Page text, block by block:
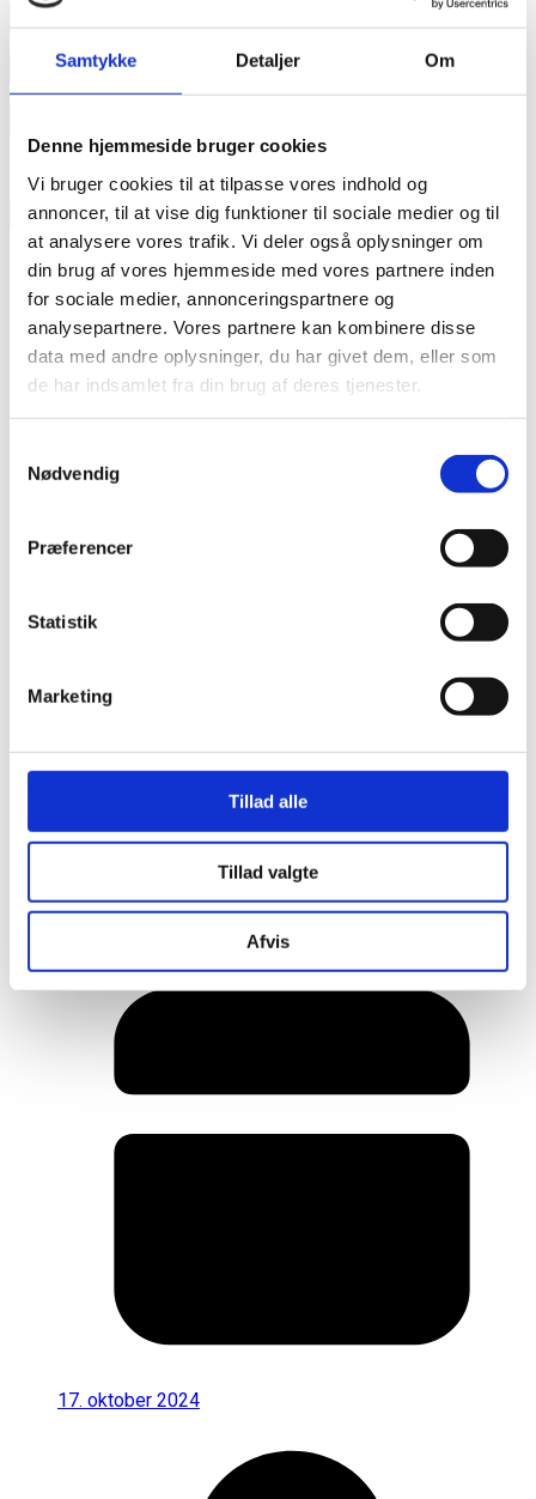
Samtykke Detaljer Om
Denne hjemmeside bruger cookies
Vi bruger cookies til at tilpasse vores indhold og
annoncer, til at vise dig funktioner til sociale medier og til
at analysere vores trafik. Vi deler også oplysninger om
din brug af vores hjemmeside med vores partnere inden
for sociale medier, annonceringspartnere og
analysepartnere. Vores partnere kan kombinere disse
data med andre oplysninger, du har givet dem, eller som
de har indsamlet fra din brug af deres tjenester.
Nødvendig
Præferencer
Statistik
Marketing
Tillad alle
Tillad valgte
Afvis
annonce
RAINBOW BUSINESS DENMARK
Her er alle vinderne fra årets Danish
Rainbow Awards
17. oktober 2024